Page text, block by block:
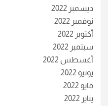
ديسمبر 2022
نوفمبر 2022
أكتوبر 2022
سبتمبر 2022
أغسطس 2022
يونيو 2022
مايو 2022
يناير 2022